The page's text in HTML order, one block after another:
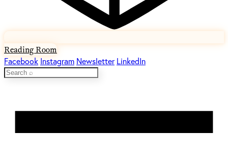
Reading Room
Facebook Instagram Newsletter LinkedIn